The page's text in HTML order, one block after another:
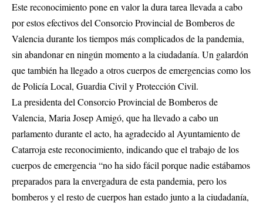
Este reconocimiento pone en valor la dura tarea llevada a cabo
por estos efectivos del Consorcio Provincial de Bomberos de
Valencia durante los tiempos más complicados de la pandemia,
sin abandonar en ningún momento a la ciudadanía. Un galardón
que también ha llegado a otros cuerpos de emergencias como los
de Policía Local, Guardia Civil y Protección Civil.
La presidenta del Consorcio Provincial de Bomberos de
Valencia, Maria Josep Amigó, que ha llevado a cabo un
parlamento durante el acto, ha agradecido al Ayuntamiento de
Catarroja este reconocimiento, indicando que el trabajo de los
cuerpos de emergencia “no ha sido fácil porque nadie estábamos
preparados para la envergadura de esta pandemia, pero los
bomberos y el resto de cuerpos han estado junto a la ciudadanía,